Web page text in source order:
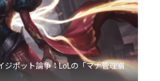
ジボット論争：LoLの「マナ管理崩